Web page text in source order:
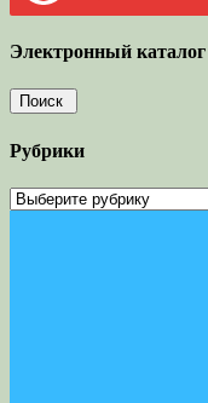
Электронный каталог
Рубрики
Рубрики